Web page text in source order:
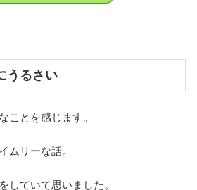
うるさい
ことを感じます。
ムリーな話。
していて思いました。